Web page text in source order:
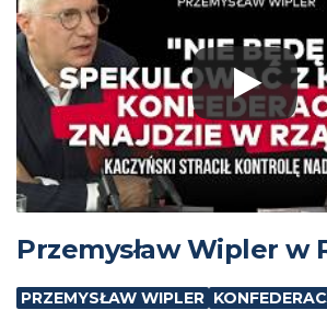
Przemysław Wipler w
PRZEMYSŁAW WIPLER